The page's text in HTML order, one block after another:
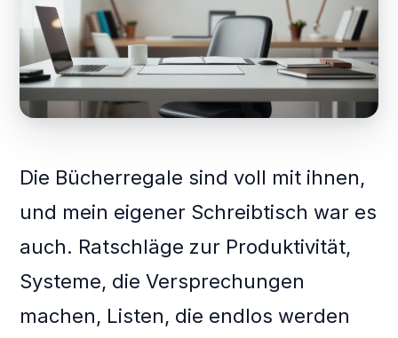
Die Bücherregale sind voll mit ihnen,
und mein eigener Schreibtisch war es
auch. Ratschläge zur Produktivität,
Systeme, die Versprechungen
machen, Listen, die endlos werden